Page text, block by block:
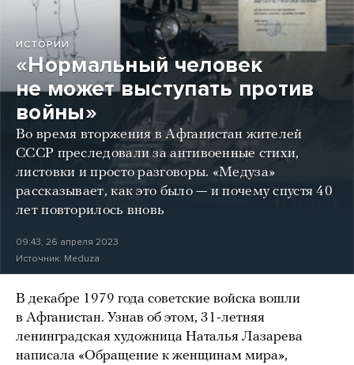
ИСТОРИИ
«Нормальный человек
не может выступать против
войны»
Во время вторжения в Афганистан жителей
СССР преследовали за антивоенные стихи,
листовки и просто разговоры. «Медуза»
рассказывает, как это было — и почему спустя 40
лет повторилось вновь
09:43, 26 апреля 2023
Источник: Meduza
В декабре 1979 года советские войска вошли
в Афганистан. Узнав об этом, 31-летняя
ленинградская художница Наталья Лазарева
написала «Обращение к женщинам мира»,